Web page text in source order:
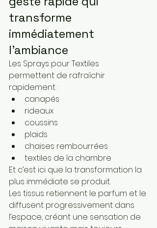
transforme
immédiatement
l’ambiance
Les Sprays pour Textiles
permettent de rafraîchir
rapidement :
canapés
rideaux
coussins
plaids
chaises rembourrées
textiles de la chambre
Et c’est ici que la transformation la
plus immédiate se produit.
Les tissus retiennent le parfum et le
diffusent progressivement dans
l’espace, créant une sensation de